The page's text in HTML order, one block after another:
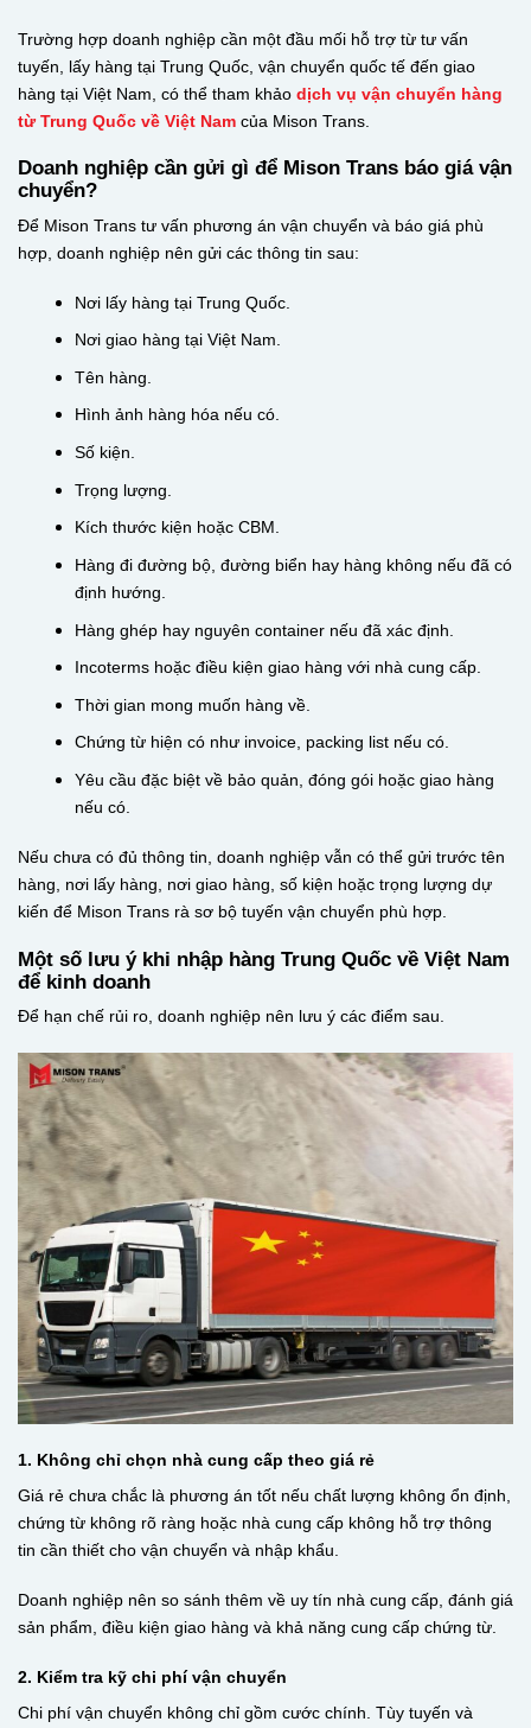
Trường hợp doanh nghiệp cần một đầu mối hỗ trợ từ tư vấn
tuyến, lấy hàng tại Trung Quốc, vận chuyển quốc tế đến giao
hàng tại Việt Nam, có thể tham khảo dịch vụ vận chuyển hàng
từ Trung Quốc về Việt Nam của Mison Trans.
Doanh nghiệp cần gửi gì để Mison Trans báo giá vận
chuyển?
Để Mison Trans tư vấn phương án vận chuyển và báo giá phù
hợp, doanh nghiệp nên gửi các thông tin sau:
Nơi lấy hàng tại Trung Quốc.
Nơi giao hàng tại Việt Nam.
Tên hàng.
Hình ảnh hàng hóa nếu có.
Số kiện.
Trọng lượng.
Kích thước kiện hoặc CBM.
Hàng đi đường bộ, đường biển hay hàng không nếu đã có
định hướng.
Hàng ghép hay nguyên container nếu đã xác định.
Incoterms hoặc điều kiện giao hàng với nhà cung cấp.
Thời gian mong muốn hàng về.
Chứng từ hiện có như invoice, packing list nếu có.
Yêu cầu đặc biệt về bảo quản, đóng gói hoặc giao hàng
nếu có.
Nếu chưa có đủ thông tin, doanh nghiệp vẫn có thể gửi trước tên
hàng, nơi lấy hàng, nơi giao hàng, số kiện hoặc trọng lượng dự
kiến để Mison Trans rà sơ bộ tuyến vận chuyển phù hợp.
Một số lưu ý khi nhập hàng Trung Quốc về Việt Nam
để kinh doanh
Để hạn chế rủi ro, doanh nghiệp nên lưu ý các điểm sau.
1. Không chỉ chọn nhà cung cấp theo giá rẻ
Giá rẻ chưa chắc là phương án tốt nếu chất lượng không ổn định,
chứng từ không rõ ràng hoặc nhà cung cấp không hỗ trợ thông
tin cần thiết cho vận chuyển và nhập khẩu.
Doanh nghiệp nên so sánh thêm về uy tín nhà cung cấp, đánh giá
sản phẩm, điều kiện giao hàng và khả năng cung cấp chứng từ.
2. Kiểm tra kỹ chi phí vận chuyển
Chi phí vận chuyển không chỉ gồm cước chính. Tùy tuyến và